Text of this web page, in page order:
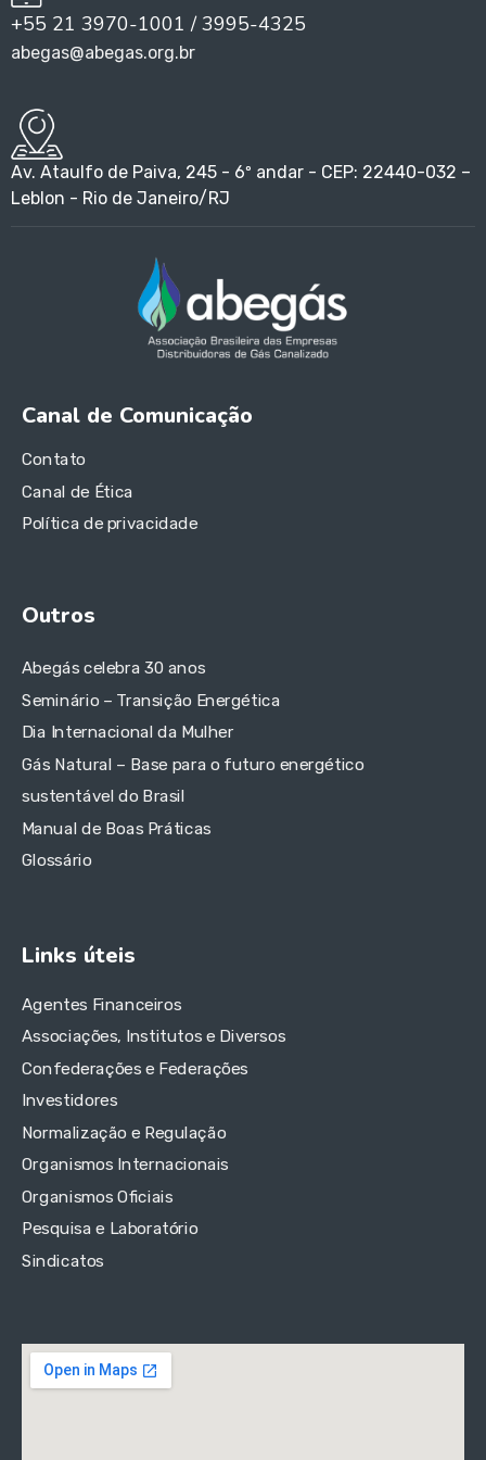
+55 21 3970-1001 / 3995-4325
abegas@abegas.org.br
Av. Ataulfo de Paiva, 245 - 6º andar - CEP: 22440-032 –
Leblon - Rio de Janeiro/RJ
Canal de Comunicação
Contato
Canal de Ética
Política de privacidade
Outros
Abegás celebra 30 anos
Seminário – Transição Energética
Dia Internacional da Mulher
Gás Natural – Base para o futuro energético
sustentável do Brasil
Manual de Boas Práticas
Glossário
Links úteis
Agentes Financeiros
Associações, Institutos e Diversos
Confederações e Federações
Investidores
Normalização e Regulação
Organismos Internacionais
Organismos Oficiais
Pesquisa e Laboratório
Sindicatos